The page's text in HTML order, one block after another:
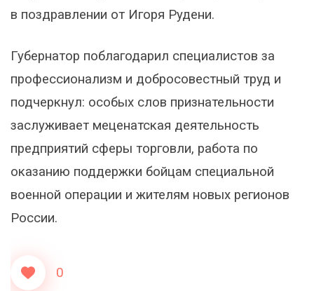
в поздравлении от Игоря Рудени.
Губернатор поблагодарил специалистов за
профессионализм и добросовестный труд и
подчеркнул: особых слов признательности
заслуживает меценатская деятельность
предприятий сферы торговли, работа по
оказанию поддержки бойцам специальной
военной операции и жителям новых регионов
России.
0